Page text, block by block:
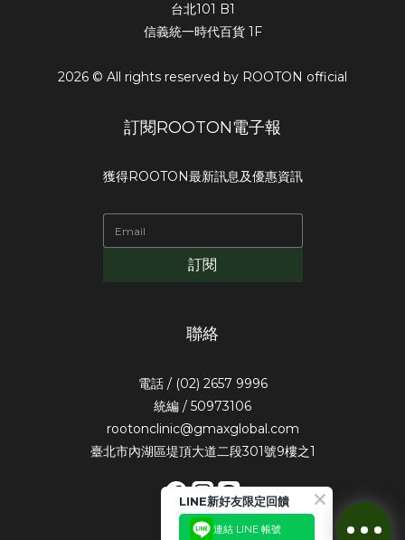
台北101 B1
信義統一時代百貨 1F
2026 © All rights reserved by ROOTON official
訂閱ROOTON電子報
獲得ROOTON最新訊息及優惠資訊
訂閱
聯絡
電話 / (02) 2657 9996
統編 / 50973106
rootonclinic@gmaxglobal.com
臺北市內湖區堤頂大道二段301號9樓之1
LINE新好友限定回饋
連結 LINE 帳號